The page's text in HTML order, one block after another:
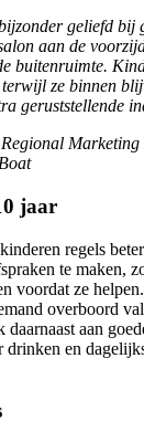
geliefd bij
aan de
buitenruimte.
ze binnen
geruststellende
jaar
regels
te maken,
voordat ze
overboord
aan
drinken en